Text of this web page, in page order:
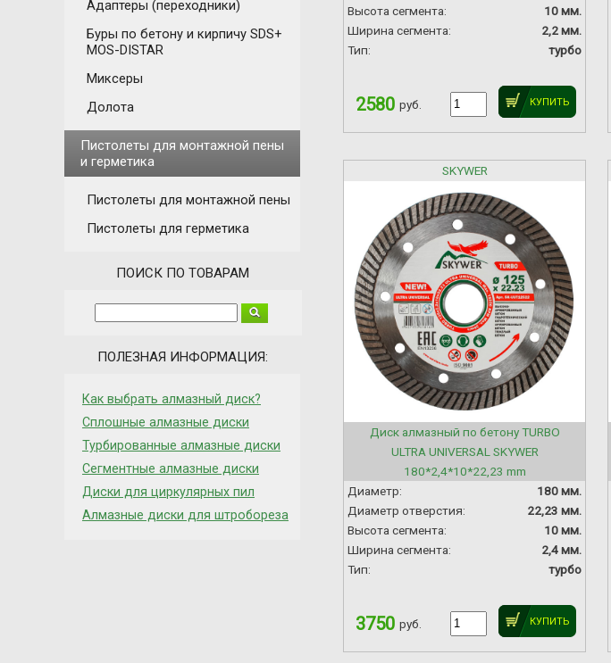
Адаптеры (переходники)
Буры по бетону и кирпичу SDS+
MOS-DISTAR
Миксеры
Долота
Пистолеты для монтажной пены
и герметика
Пистолеты для монтажной пены
Пистолеты для герметика
ПОИСК ПО ТОВАРАМ
ПОЛЕЗНАЯ ИНФОРМАЦИЯ:
Как выбрать алмазный диск?
Сплошные алмазные диски
Турбированные алмазные диски
Сегментные алмазные диски
Диски для циркулярных пил
Алмазные диски для штробореза
Высота сегмента:
10 мм.
Ширина сегмента:
2,2 мм.
Тип:
турбо
2580 руб. КУПИТЬ
SKYWER
Диск алмазный по бетону TURBO
ULTRA UNIVERSAL SKYWER
180*2,4*10*22,23 mm
Диаметр:
180 мм.
Диаметр отверстия:
22,23 мм.
Высота сегмента:
10 мм.
Ширина сегмента:
2,4 мм.
Тип:
турбо
3750 руб. КУПИТЬ